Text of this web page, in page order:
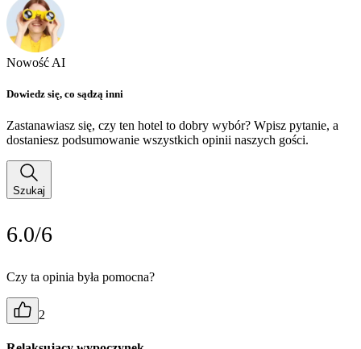
Nowość AI
Dowiedz się, co sądzą inni
Zastanawiasz się, czy ten hotel to dobry wybór? Wpisz pytanie, a
dostaniesz podsumowanie wszystkich opinii naszych gości.
Szukaj
6.0/6
Czy ta opinia była pomocna?
2